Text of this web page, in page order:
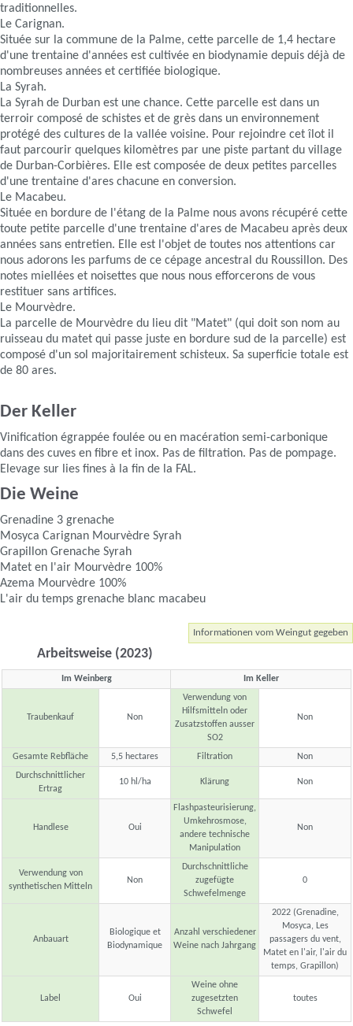
traditionnelles.
Le Carignan.
Située sur la commune de la Palme, cette parcelle de 1,4 hectare
d'une trentaine d'années est cultivée en biodynamie depuis déjà de
nombreuses années et certifiée biologique.
La Syrah.
La Syrah de Durban est une chance. Cette parcelle est dans un
terroir composé de schistes et de grès dans un environnement
protégé des cultures de la vallée voisine. Pour rejoindre cet îlot il
faut parcourir quelques kilomètres par une piste partant du village
de Durban-Corbières. Elle est composée de deux petites parcelles
d'une trentaine d'ares chacune en conversion.
Le Macabeu.
Située en bordure de l'étang de la Palme nous avons récupéré cette
toute petite parcelle d'une trentaine d'ares de Macabeu après deux
années sans entretien. Elle est l'objet de toutes nos attentions car
nous adorons les parfums de ce cépage ancestral du Roussillon. Des
notes miellées et noisettes que nous nous efforcerons de vous
restituer sans artifices.
Le Mourvèdre.
La parcelle de Mourvèdre du lieu dit "Matet" (qui doit son nom au
ruisseau du matet qui passe juste en bordure sud de la parcelle) est
composé d'un sol majoritairement schisteux. Sa superficie totale est
de 80 ares.
Der Keller
Vinification égrappée foulée ou en macération semi-carbonique
dans des cuves en fibre et inox. Pas de filtration. Pas de pompage.
Elevage sur lies fines à la fin de la FAL.
Die Weine
Grenadine 3 grenache
Mosyca Carignan Mourvèdre Syrah
Grapillon Grenache Syrah
Matet en l'air Mourvèdre 100%
Azema Mourvèdre 100%
L'air du temps grenache blanc macabeu
Informationen vom Weingut gegeben
Arbeitsweise (2023)
Im Weinberg Im Keller
Traubenkauf Non
Verwendung von
Hilfsmitteln oder
Zusatzstoffen ausser
SO2
Non
Gesamte Rebfläche 5,5 hectares Filtration
Non
Durchschnittlicher
Ertrag
10 hl/ha Klärung Non
Handlese Oui
Flashpasteurisierung,
Umkehrosmose,
andere technische
Manipulation
Non
Verwendung von
synthetischen Mitteln
Non
Durchschnittliche
zugefügte
Schwefelmenge
0
Anbauart
Biologique et
Biodynamique
Anzahl verschiedener
Weine nach Jahrgang
2022 (Grenadine,
Mosyca, Les
passagers du vent,
Matet en l'air, l'air du
temps, Grapillon)
Label Oui
Weine ohne
zugesetzten
Schwefel
toutes